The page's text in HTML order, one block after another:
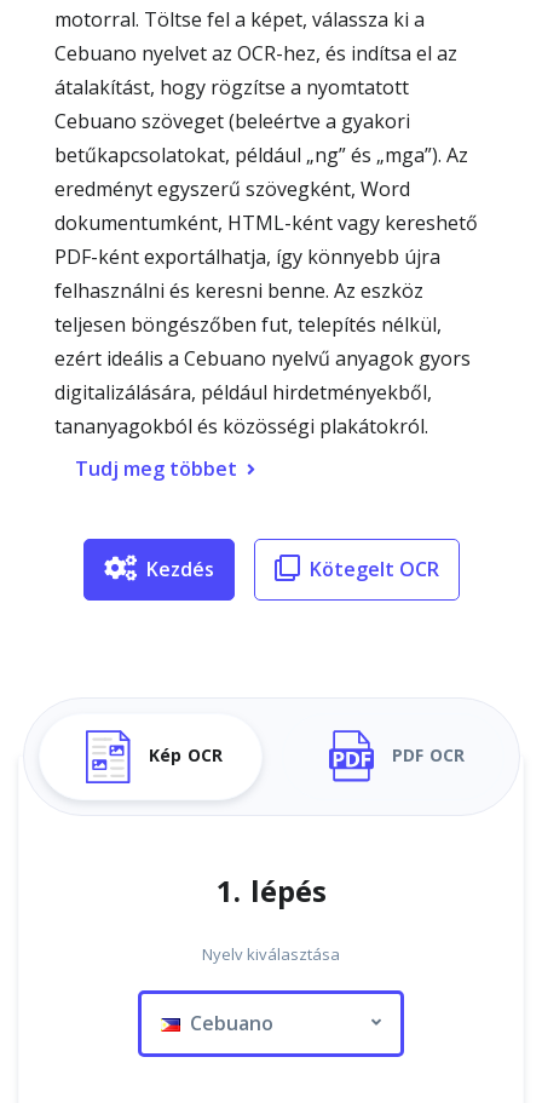
motorral. Töltse fel a képet, válassza ki a
Cebuano nyelvet az OCR-hez, és indítsa el az
átalakítást, hogy rögzítse a nyomtatott
Cebuano szöveget (beleértve a gyakori
betűkapcsolatokat, például „ng” és „mga”). Az
eredményt egyszerű szövegként, Word
dokumentumként, HTML-ként vagy kereshető
PDF-ként exportálhatja, így könnyebb újra
felhasználni és keresni benne. Az eszköz
teljesen böngészőben fut, telepítés nélkül,
ezért ideális a Cebuano nyelvű anyagok gyors
digitalizálására, például hirdetményekből,
tananyagokból és közösségi plakátokról.
Tudj meg többet
Kezdés Kötegelt OCR
Kép OCR PDF OCR
1. lépés
Nyelv kiválasztása
Cebuano